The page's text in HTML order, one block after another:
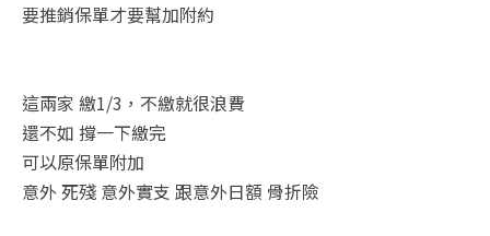
要推銷保單才要幫加附約
這兩家 繳1/3，不繳就很浪費
還不如 撐一下繳完
可以原保單附加
意外 死殘 意外實支 跟意外日額 骨折險